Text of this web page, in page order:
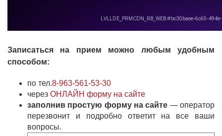
Записаться на прием можно любым удобным
способом:
по тел.8-963-561-53-30
через ОНЛАЙН форму на сайте
заполнив простую форму на сайте — оператор
перезвонит и подробно ответит на все ваши
вопросы.